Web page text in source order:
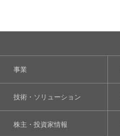
事業
技術・ソリューション
株主・投資家情報